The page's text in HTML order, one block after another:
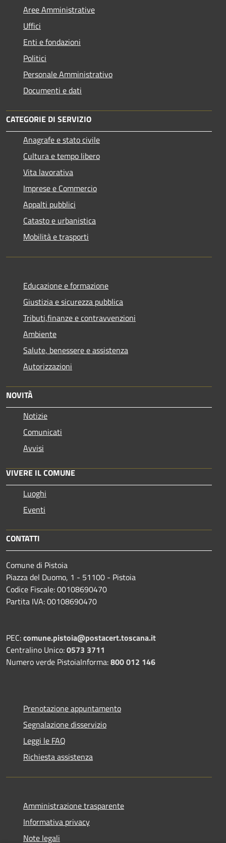
Aree Amministrative
Uffici
Enti e fondazioni
Politici
Personale Amministrativo
Documenti e dati
CATEGORIE DI SERVIZIO
Anagrafe e stato civile
Cultura e tempo libero
Vita lavorativa
Imprese e Commercio
Appalti pubblici
Catasto e urbanistica
Mobilità e trasporti
Educazione e formazione
Giustizia e sicurezza pubblica
Tributi,finanze e contravvenzioni
Ambiente
Salute, benessere e assistenza
Autorizzazioni
NOVITÀ
Notizie
Comunicati
Avvisi
VIVERE IL COMUNE
Luoghi
Eventi
CONTATTI
Comune di Pistoia
Piazza del Duomo, 1 - 51100 - Pistoia
Codice Fiscale: 00108690470
Partita IVA: 00108690470
PEC:comune.pistoia@postacert.toscana.it
Centralino Unico:0573 3711
Numero verde PistoiaInforma:800 012 146
Prenotazione appuntamento
Segnalazione disservizio
Leggi le FAQ
Richiesta assistenza
Amministrazione trasparente
Informativa privacy
Note legali